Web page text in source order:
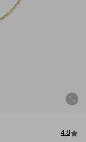
4.8